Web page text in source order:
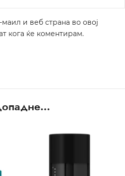
и веб страна во овој
кога ќе коментирам.